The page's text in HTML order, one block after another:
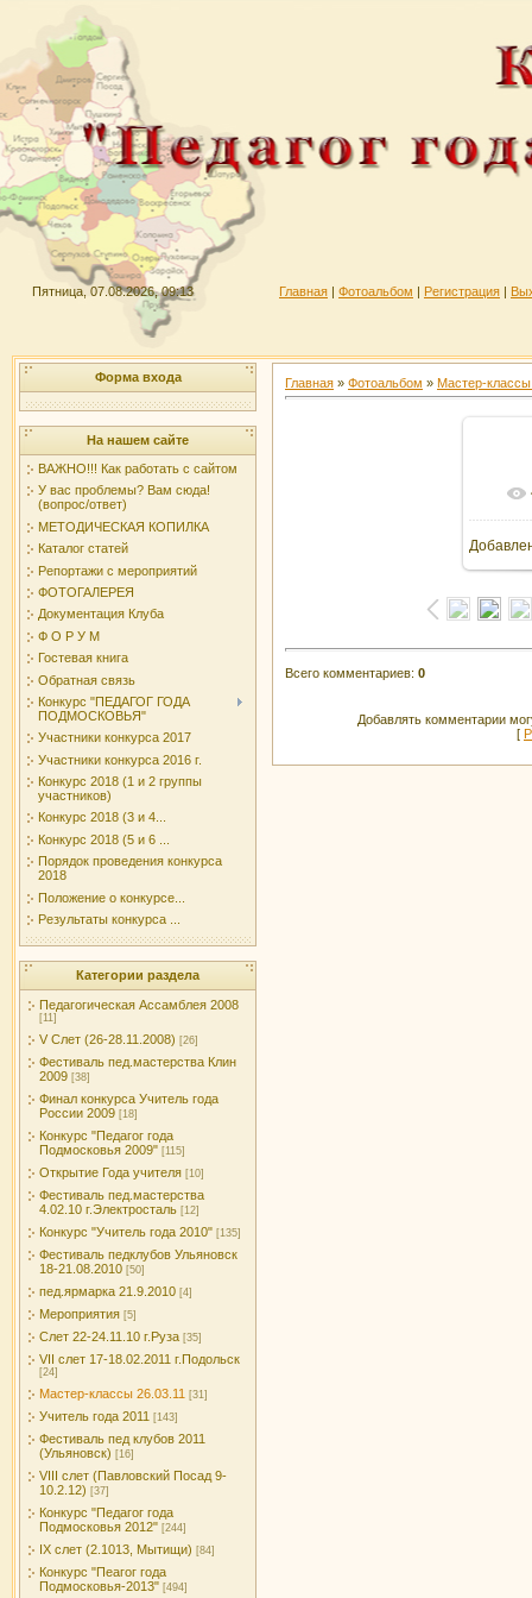
Пятница, 07.08.2026, 09:13 Главная | Фотоальбом | Регистрация |
Форма входа
На нашем сайте
ВАЖНО!!! Как работать с сайтом
У вас проблемы? Вам сюда!
(вопрос/ответ)
МЕТОДИЧЕСКАЯ КОПИЛКА
Каталог статей
Репортажи с мероприятий
ФОТОГАЛЕРЕЯ
Документация Клуба
Ф О Р У М
Гостевая книга
Обратная связь
Конкурс "ПЕДАГОГ ГОДА
ПОДМОСКОВЬЯ"
Участники конкурса 2017
Участники конкурса 2016 г.
Конкурс 2018 (1 и 2 группы
участников)
Конкурс 2018 (3 и 4...
Конкурс 2018 (5 и 6 ...
Порядок проведения конкурса
2018
Положение о конкурсе...
Результаты конкурса ...
Категории раздела
Педагогическая Ассамблея 2008
[11]
V Слет (26-28.11.2008) [26]
Фестиваль пед.мастерства Клин
2009 [38]
Финал конкурса Учитель года
России 2009 [18]
Конкурс "Педагог года
Подмосковья 2009" [115]
Открытие Года учителя [10]
Фестиваль пед.мастерства
4.02.10 г.Электросталь [12]
Конкурс "Учитель года 2010" [135]
Фестиваль педклубов Ульяновск
18-21.08.2010 [50]
пед.ярмарка 21.9.2010 [4]
Мероприятия [5]
Слет 22-24.11.10 г.Руза [35]
VII слет 17-18.02.2011 г.Подольск
[24]
Мастер-классы 26.03.11 [31]
Учитель года 2011 [143]
Фестиваль пед клубов 2011
(Ульяновск) [16]
VIII слет (Павловский Посад 9-
10.2.12) [37]
Конкурс "Педагог года
Подмосковья 2012" [244]
IX слет (2.1013, Мытищи) [84]
Конкурс "Пеагог года
Подмосковья-2013" [494]
Главная » Фотоальбом » Мастер-классы
Всего комментариев: 0
Добавлять комментарии
[